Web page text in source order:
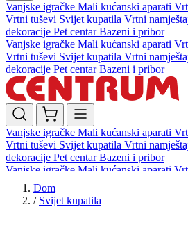
Vanjske igračke Mali kućanski aparati
Vrtni tuševi Svijet kupatila Vrtni
dekoracije Pet centarBazeni i pribor
Vanjske igračke Mali kućanski aparati
Vrtni tuševi Svijet kupatila Vrtni
dekoracije Pet centarBazeni i pribor
Vanjske igračke Mali kućanski aparati
Vrtni tuševi Svijet kupatila Vrtni
dekoracije Pet centarBazeni i pribor
Vanjske igračke Mali kućanski aparati
Vrtni tuševi
dekoracijePet centar
Dom
/ Svijet kupatila